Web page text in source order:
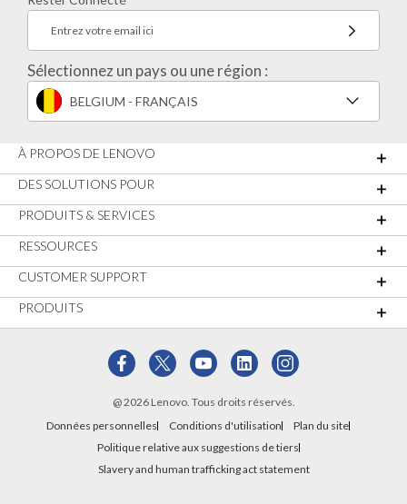
Entrez votre email ici
Sélectionnez un pays ou une région :
BELGIUM - FRANÇAIS
À PROPOS DE LENOVO
DES SOLUTIONS POUR
PRODUITS & SERVICES
RESSOURCES
CUSTOMER SUPPORT
PRODUITS
@ 2026 Lenovo. Tous droits réservés.
Données personnelles
Conditions d'utilisation
Plan du site
Politique relative aux suggestions de tiers
Slavery and human trafficking act statement